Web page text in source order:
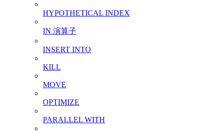
HYPOTHETICAL INDEX
IN 演算子
INSERT INTO
KILL
MOVE
OPTIMIZE
PARALLEL WITH